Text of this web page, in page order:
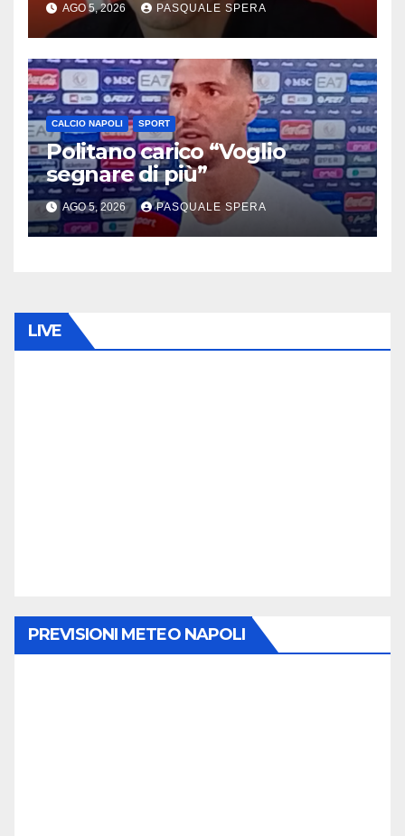
AGO 5, 2026 PASQUALE SPERA
CALCIO NAPOLI SPORT
Politano carico “Voglio
segnare di più”
AGO 5, 2026 PASQUALE SPERA
LIVE
PREVISIONI METEO NAPOLI